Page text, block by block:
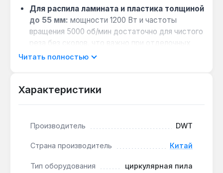
Для распила ламината и пластика толщиной
до 55 мм: мощности 1200 Вт и частоты
вращения 5000 об/мин достаточно для чистого
реза без сколов, что важно при отделочных
работах.
сложные соединения, например, для каркасов
посадочное отверстие 20 мм подходит для
упрощает замену и расширяет возможности.
Практический совет по замене диска:
Читать полностью
Характеристики
Производитель DWT
Страна производитель Китай
Тип оборудования циркулярная пила